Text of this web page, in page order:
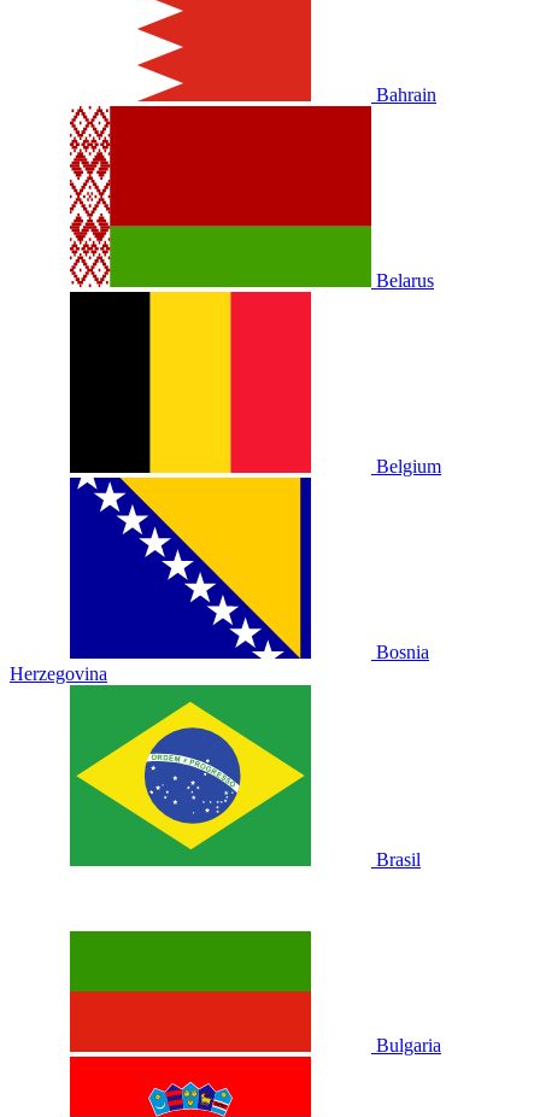
Bahrain
Belarus
Belgium
Bosnia
Herzegovina
Brasil
Bulgaria